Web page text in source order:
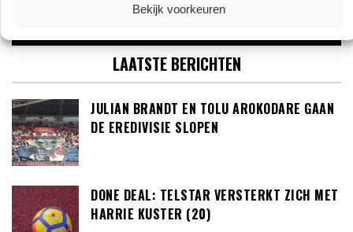
Bekijk voorkeuren
LAATSTE BERICHTEN
JULIAN BRANDT EN TOLU AROKODARE GAAN
DE EREDIVISIE SLOPEN
DONE DEAL: TELSTAR VERSTERKT ZICH MET
HARRIE KUSTER (20)